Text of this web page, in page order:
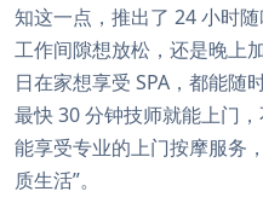
知这一点，推出了 24 小时
工作间隙想放松，还是晚上
日在家想享受 SPA，都能随
最快 30 分钟技师就能上门
能享受专业的上门按摩服务
质生活”。